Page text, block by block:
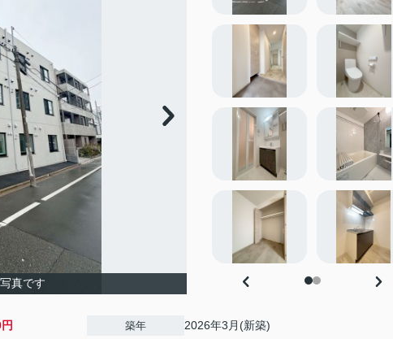
真です
築年 2026年3月(新築)